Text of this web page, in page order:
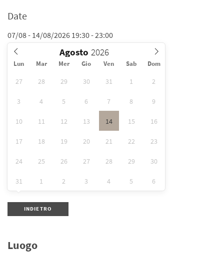
Date
07/08 - 14/08/2026 19:30 - 23:00
Agosto
Lun Mar Mer Gio Ven Sab Dom
27 28 29 30 31 1 2
3 4 5 6 7 8 9
10 11 12 13 14 15 16
17 18 19 20 21 22 23
24 25 26 27 28 29 30
31 1 2 3 4 5 6
INDIETRO
Luogo